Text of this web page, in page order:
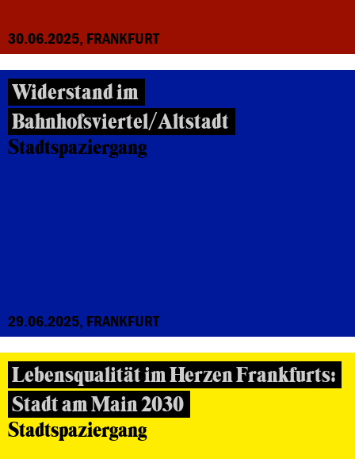
30.06.2025, FRANKFURT
Widerstand im
Bahnhofsviertel/Altstadt
Stadtspaziergang
29.06.2025, FRANKFURT
Lebensqualität im Herzen Frankfurts:
Stadt am Main 2030
Stadtspaziergang